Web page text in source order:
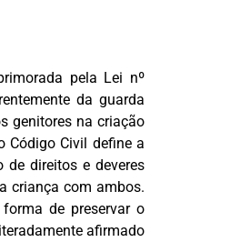
pela Lei nº
da guarda
genitores na criação
Código Civil define a
direitos e deveres
criança com ambos.
de preservar o
afirmado